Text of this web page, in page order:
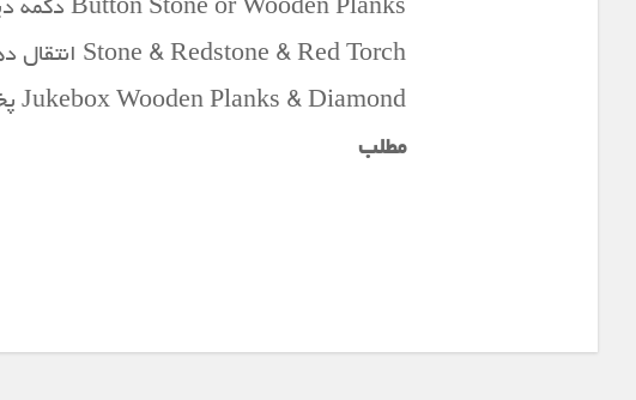
Jukebox Wooden Planks & Diamond پخش کننده آهنگ ۹ Dispenser Cobblestone & Bow & Redstone…
مطلب